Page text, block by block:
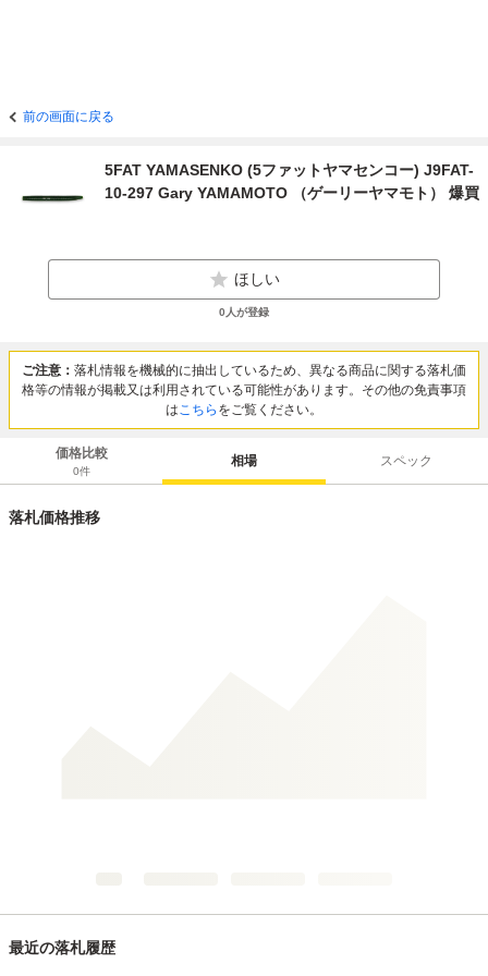
前の画面に戻る
5FAT YAMASENKO (5ファットヤマセンコー) J9FAT-
10-297 Gary YAMAMOTO （ゲーリーヤマモト） 爆買
ほしい
0 人が登録
ご注意： 落札情報を機械的に抽出しているため、異なる商品に関する落札価
格等の情報が掲載又は利用されている可能性があります。その他の免責事項
はこちら をご覧ください。
価格比較
0件
相場 スペック
落札価格推移
最近の落札履歴